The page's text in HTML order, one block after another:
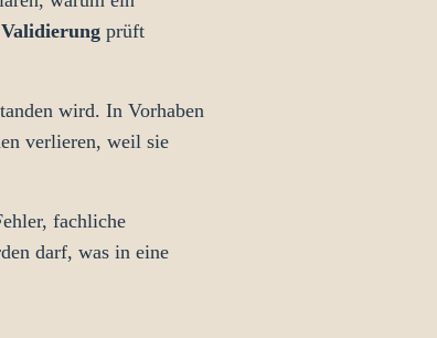
Validierung prüft
wird. In Vorhaben
verlieren, weil sie
fachliche
darf, was in eine